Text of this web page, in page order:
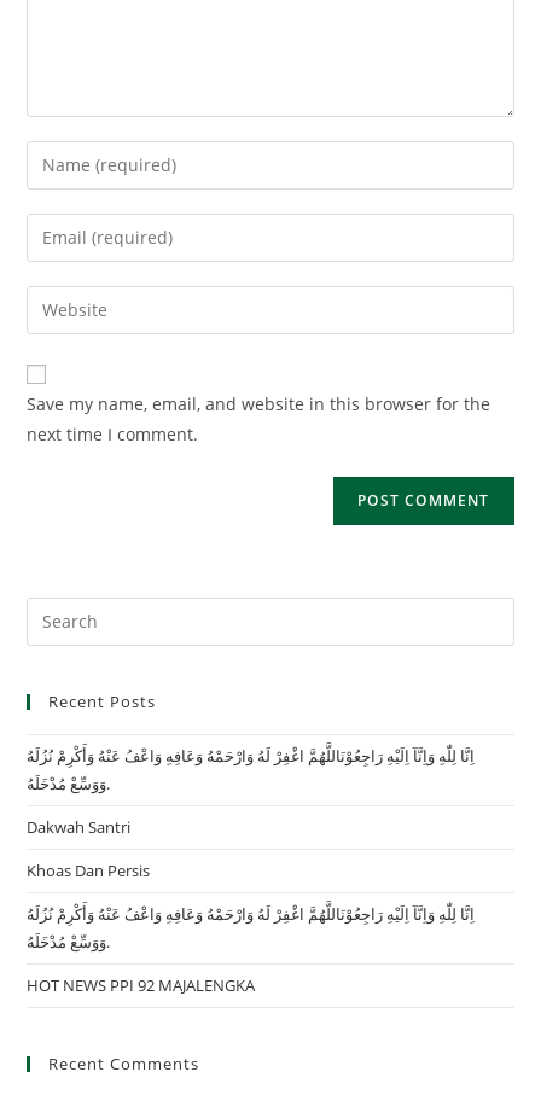
Enter
your
name
comment
Enter
your
email
address
comment
Enter
your
website
URL
(optional)
Save my name, email, and website in this browser for the
next time I comment.
Recent Posts
اِنَّا لِلّٰهِ وَاِنَّآ اِلَيْهِ رَاجِعُوْنَاللَّهُمَّ اغْفِرْ لَهُ وَارْحَمْهُ وَعَافِهِ وَاعْفُ عَنْهُ وَأَكْرِمْ نُزُلَهُ
وَوَسِّعْ مُدْخَلَهُ.
Dakwah Santri
Khoas Dan Persis
اِنَّا لِلّٰهِ وَاِنَّآ اِلَيْهِ رَاجِعُوْنَاللَّهُمَّ اغْفِرْ لَهُ وَارْحَمْهُ وَعَافِهِ وَاعْفُ عَنْهُ وَأَكْرِمْ نُزُلَهُ
وَوَسِّعْ مُدْخَلَهُ.
HOT NEWS PPI 92 MAJALENGKA
Recent Comments